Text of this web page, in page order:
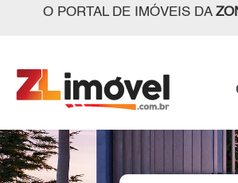
O PORTAL DE IMÓVEIS DA